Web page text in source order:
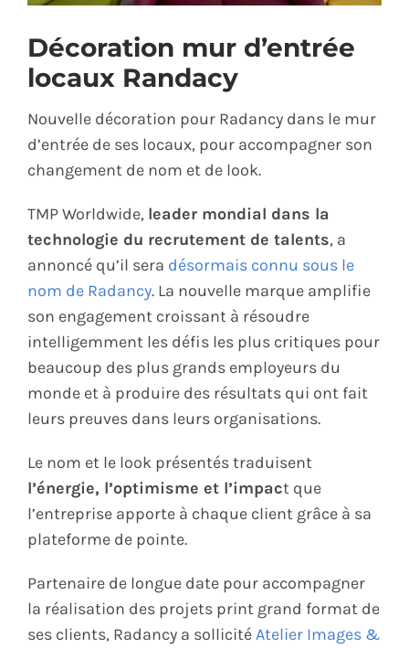
CONTACT
Décoration mur d’entrée
locaux Randacy
Nouvelle décoration pour Radancy dans le mur
d’entrée de ses locaux, pour accompagner son
changement de nom et de look.
TMP Worldwide, leader mondial dans la
technologie du recrutement de talents, a
annoncé qu’il sera désormais connu sous le
nom de Radancy. La nouvelle marque amplifie
son engagement croissant à résoudre
intelligemment les défis les plus critiques pour
beaucoup des plus grands employeurs du
monde et à produire des résultats qui ont fait
leurs preuves dans leurs organisations.
Le nom et le look présentés traduisent
l’énergie, l’optimisme et l’impact que
l’entreprise apporte à chaque client grâce à sa
plateforme de pointe.
Partenaire de longue date pour accompagner
la réalisation des projets print grand format de
ses clients, Radancy a sollicitéAtelier Images &